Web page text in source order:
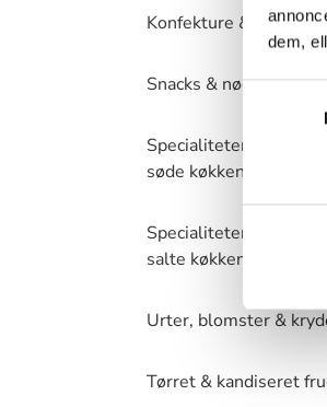
dem,
Konfekture & kager
Snacks & nødder
Specialiteter – det
søde køkken
Specialiteter – det
salte køkken
Urter, blomster &
Tørret & kandiseret